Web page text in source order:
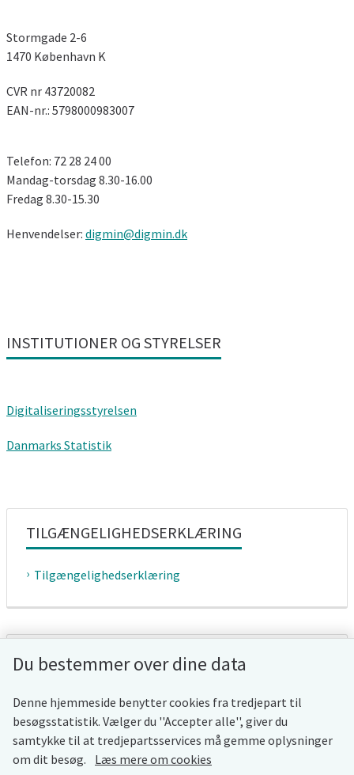
Stormgade 2-6
1470 København K
CVR nr 43720082
EAN-nr.: 5798000983007
Telefon: 72 28 24 00
Mandag-torsdag 8.30-16.00
Fredag ​​8.30-15.30
Henvendelser: digmin@digmin.dk
INSTITUTIONER OG STYRELSER
Digitaliseringsstyrelsen
Danmarks Statistik
TILGÆNGELIGHEDSERKLÆRING
Tilgængelighedserklæring
WHISTLEBLOWERORDNING
Whistleblowerordning
Du bestemmer over dine data
Denne hjemmeside benytter cookies fra tredjepart til
besøgsstatistik. Vælger du ''Accepter alle'', giver du
samtykke til at tredjepartsservices må gemme oplysninger
om dit besøg.
Læs mere om cookies